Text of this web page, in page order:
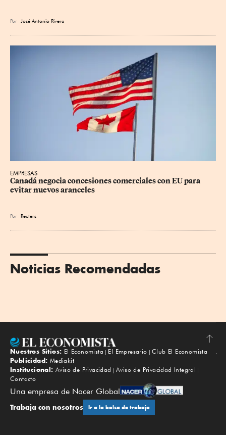
Por José Antonio Rivera
EMPRESAS
Canadá negocia concesiones comerciales con EU para
evitar nuevos aranceles
Por Reuters
Noticias Recomendadas
Subir
Nuestros Sitios: El Economista El Empresario
Club El Economista
Publicidad: Mediakit
Institucional: Aviso de Privacidad
Aviso de Privacidad Integral
Contacto
Una empresa de Nacer Global
Trabaja con nosotros Ir a la bolsa de trabajo